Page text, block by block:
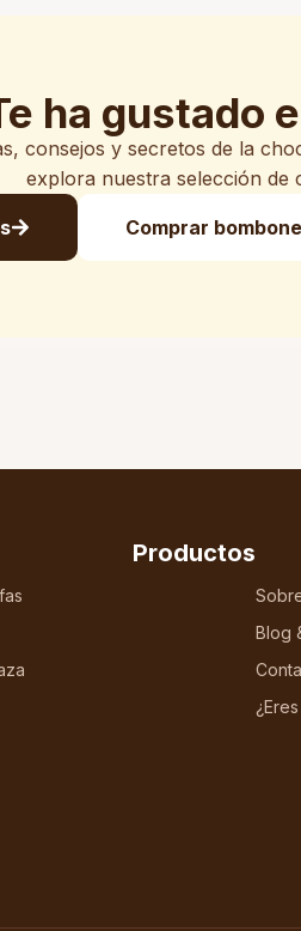
ha gustado
consejos y secretos de la
explora nuestra selección de
Comprar
Productos
Blog